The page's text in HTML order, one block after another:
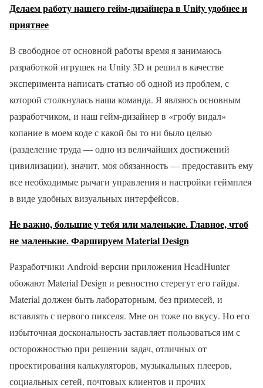
Делаем работу нашего гейм-дизайнера в Unity удобнее и
приятнее
В свободное от основной работы время я занимаюсь
разработкой игрушек на Unity 3D и решил в качестве
эксперимента написать статью об одной из проблем, с
которой столкнулась наша команда. Я являюсь основным
разработчиком, и наш гейм-дизайнер в «гробу видал»
копание в моем коде с какой бы то ни было целью
(разделение труда — одно из величайших достижений
цивилизации), значит, моя обязанность — предоставить ему
все необходимые рычаги управления и настройки геймплея
в виде удобных визуальных интерфейсов.
Не важно, большие у тебя или маленькие. Главное, чтоб
не маленькие. Фаршируем Material Design
Разработчики Android-версии приложения HeadHunter
обожают Material Design и ревностно стерегут его гайды.
Material должен быть лабораторным, без примесей, и
вставлять с первого пикселя. Мне он тоже по вкусу. Но его
избыточная доскональность заставляет пользоваться им с
осторожностью при решении задач, отличных от
проектирования калькуляторов, музыкальных плееров,
социальных сетей, почтовых клиентов и прочих